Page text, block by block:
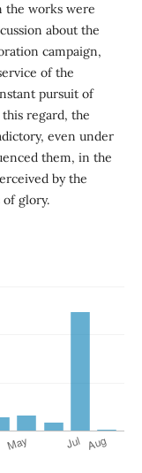
the works were
about the
campaign,
of the
pursuit of
regard, the
even under
them, in the
by the
glory.